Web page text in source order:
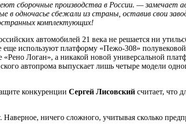
сборочные производства в России. —
в одночасье сбежали из страны, оставив свои
комплектующих!
автомобилей 21 века не решается ни
используют платформу «Пежо-308»
Логан», а никакой новой универсальной
автопрома выпускает лишь четыре модели
конкуренции Сергей Лисовский считает, что
ничего сложного, учитывая сколько